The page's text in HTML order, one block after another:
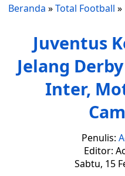
Beranda »Total Football »
Juventus
Jelang
Inter,
Penulis:
Editor:
Sabtu, 15